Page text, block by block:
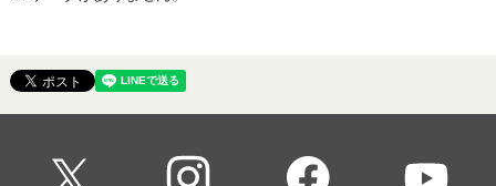
大森研一のStarting Line for the Future